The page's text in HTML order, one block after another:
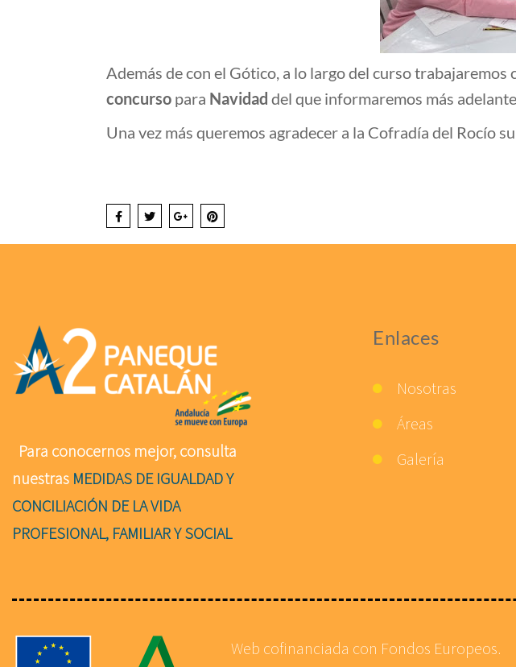
Además de con el Gótico, a lo largo del curso
concurso para Navidad del que informaremos más
Una vez más queremos agradecer a la Cofradía del Rocío
Para conocernos mejor, consulta
nuestras MEDIDAS DE IGUALDAD Y
CONCILIACIÓN DE LA VIDA
PROFESIONAL, FAMILIAR Y SOCIAL
Enlaces
Nosotras
Áreas
Galería
Web cofinanciada con Fondos Europeos.